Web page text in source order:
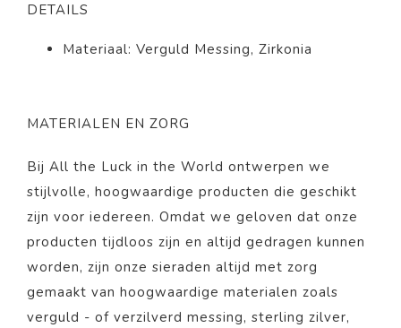
DETAILS
Materiaal: Verguld Messing, Zirkonia
MATERIALEN EN ZORG
Bij All the Luck in the World ontwerpen we
stijlvolle, hoogwaardige producten die geschikt
zijn voor iedereen. Omdat we geloven dat onze
producten tijdloos zijn en altijd gedragen kunnen
worden, zijn onze sieraden altijd met zorg
gemaakt van hoogwaardige materialen zoals
verguld - of verzilverd messing, sterling zilver,